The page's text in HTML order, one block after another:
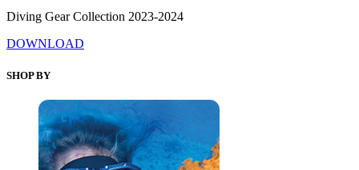
Diving Gear Collection 2023-2024
DOWNLOAD
SHOP BY